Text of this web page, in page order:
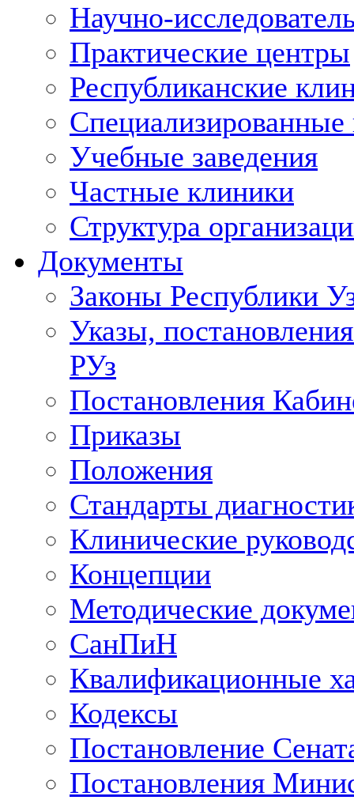
Научно-
Практические центры
Республиканские
Учебные заведения
Частные клиники
Структура
Документы
Законы Республики
Указы,
РУз
Постановления
Приказы
Положения
Стандарты
Клинические
Концепции
Методические
СанПиН
Квалификационные
Кодексы
Постановление
Постановления